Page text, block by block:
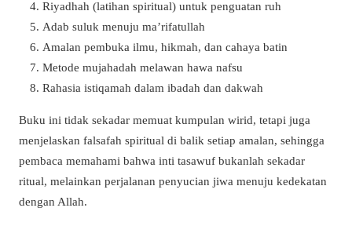
Riyadhah (latihan spiritual) untuk penguatan ruh
Adab suluk menuju ma’rifatullah
Amalan pembuka ilmu, hikmah, dan cahaya batin
Metode mujahadah melawan hawa nafsu
Rahasia istiqamah dalam ibadah dan dakwah
Buku ini tidak sekadar memuat kumpulan wirid, tetapi juga
menjelaskan falsafah spiritual di balik setiap amalan, sehingga
pembaca memahami bahwa inti tasawuf bukanlah sekadar
ritual, melainkan perjalanan penyucian jiwa menuju kedekatan
dengan Allah.